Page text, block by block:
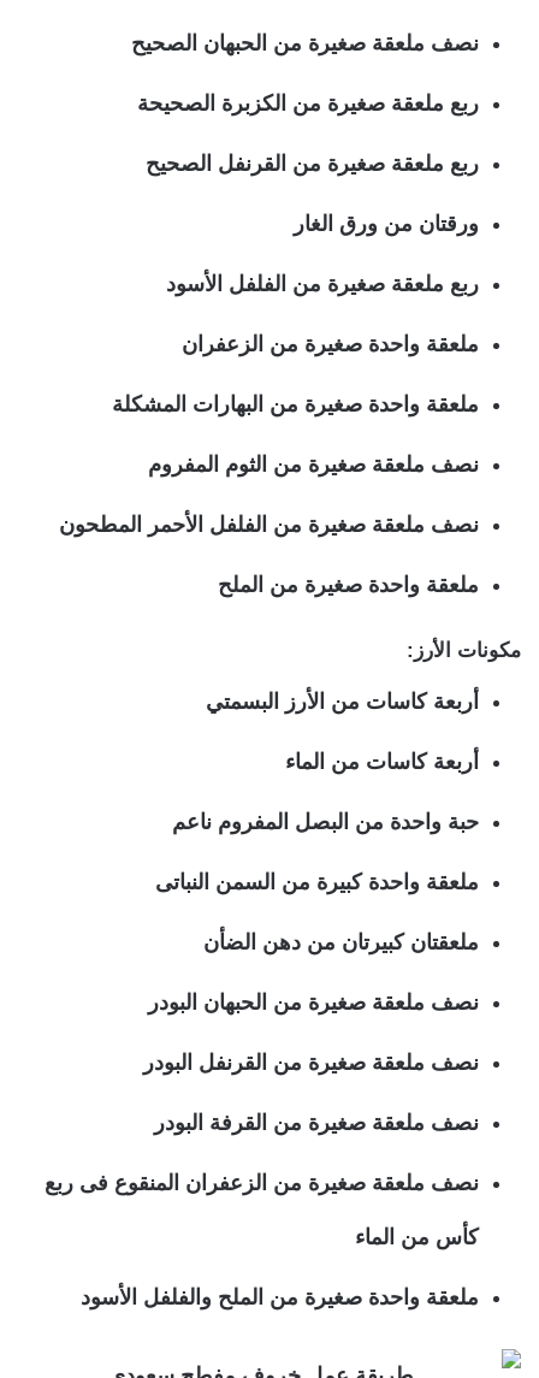
نصف ملعقة صغيرة من الحبهان الصحيح
ربع ملعقة صغيرة من الكزبرة الصحيحة
ربع ملعقة صغيرة من القرنفل الصحيح
ورقتان من ورق الغار
ربع ملعقة صغيرة من الفلفل الأسود
ملعقة واحدة صغيرة من الزعفران
ملعقة واحدة صغيرة من البهارات المشكلة
نصف ملعقة صغيرة من الثوم المفروم
نصف ملعقة صغيرة من الفلفل الأحمر المطحون
ملعقة واحدة صغيرة من الملح
مكونات الأرز:
أربعة كاسات من الأرز البسمتي
أربعة كاسات من الماء
حبة واحدة من البصل المفروم ناعم
ملعقة واحدة كبيرة من السمن النباتى
ملعقتان كبيرتان من دهن الضأن
نصف ملعقة صغيرة من الحبهان البودر
نصف ملعقة صغيرة من القرنفل البودر
نصف ملعقة صغيرة من القرفة البودر
نصف ملعقة صغيرة من الزعفران المنقوع فى ربع
كأس من الماء
ملعقة واحدة صغيرة من الملح والفلفل الأسود